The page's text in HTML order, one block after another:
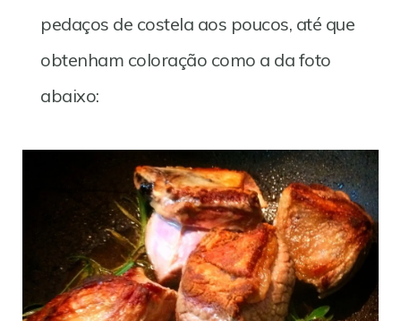
pedaços de costela aos poucos, até que
obtenham coloração como a da foto
abaixo: